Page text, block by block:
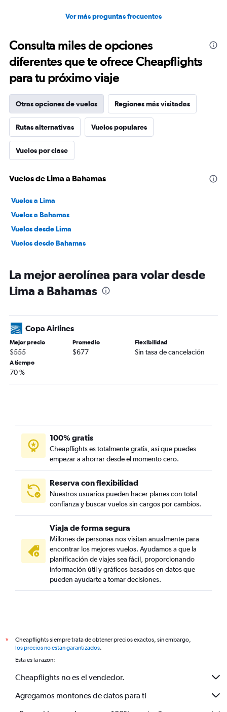
Ver más preguntas frecuentes
Consulta miles de opciones
diferentes que te ofrece Cheapflights
para tu próximo viaje
Otras opciones de vuelos Regiones más visitadas
Rutas alternativas Vuelos populares
Vuelos por clase
Vuelos de Lima a Bahamas
Vuelos a Lima
Vuelos a Bahamas
Vuelos desde Lima
Vuelos desde Bahamas
La mejor aerolínea para volar desde
Lima a Bahamas
Copa Airlines
Mejor precio
$555
Promedio
$677
Flexibilidad
Sin tasa de cancelación
A tiempo
70 %
100% gratis
Cheapflights es totalmente gratis, así que puedes
empezar a ahorrar desde el momento cero.
Reserva con flexibilidad
Nuestros usuarios pueden hacer planes con total
confianza y buscar vuelos sin cargos por cambios.
Viaja de forma segura
Millones de personas nos visitan anualmente para
encontrar los mejores vuelos. Ayudamos a que la
planificación de viajes sea fácil, proporcionando
información útil y gráficos basados en datos que
pueden ayudarte a tomar decisiones.
*
Cheapflights siempre trata de obtener precios exactos, sin embargo,
los precios no están garantizados.
Esta es la razón:
Cheapflights no es el vendedor.
Agregamos montones de datos para ti